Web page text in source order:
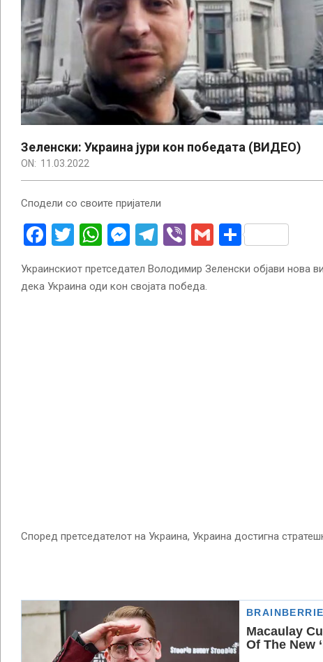
Зеленски: Украина јури кон победата (ВИДЕО)
ON: 11.03.2022
Сподели со своите пријатели
Facebook
Twitter
WhatsApp
Messenger
Telegram
ViberGmailShare
Украинскиот претседател Володимир Зеленски објави нова
дека Украина оди кон својата победа.
Според претседателот на Украина, Украина достигна